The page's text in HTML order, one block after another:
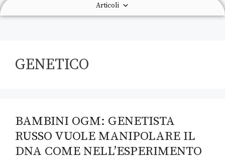
Articoli
GENETICO
BAMBINI OGM: GENETISTA
RUSSO VUOLE MANIPOLARE IL
DNA COME NELL’ESPERIMENTO